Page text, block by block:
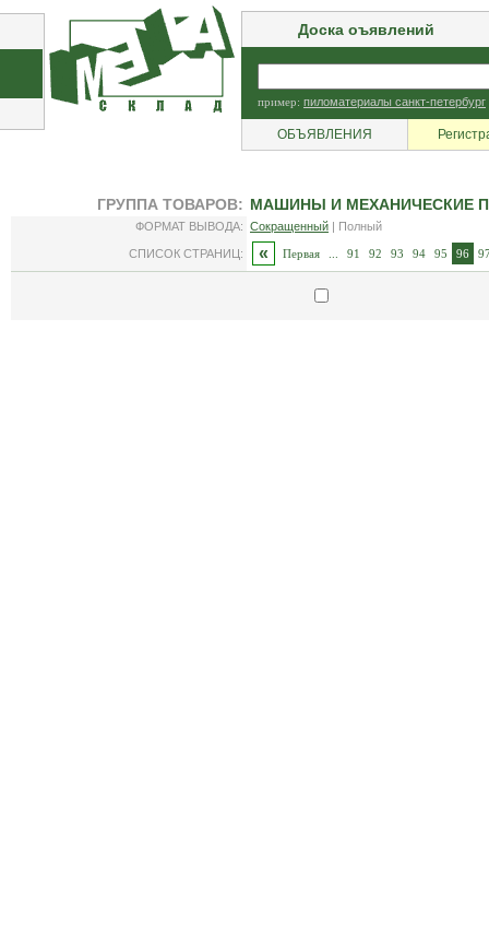
Доска оъявлений
пример: пиломатериалы санкт-петербург
ОБЪЯВЛЕНИЯ
ГРУППА ТОВАРОВ: МАШИНЫ И МЕХАНИЧЕСКИЕ
ФОРМАТ ВЫВОДА: Сокращенный | Полный
СПИСОК СТРАНИЦ: « Первая 91 92 93 94 95 96